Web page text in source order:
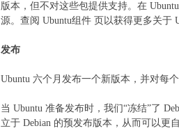
版本，但不对这些包提供支持。在
源。查阅 Ubuntu组件 页以获得更多关于
发布
Ubuntu 六个月发布一个新版本，并对每
当 Ubuntu 准备发布时，我们“冻结”了
立于 Debian 的预发布版本，从而可以更